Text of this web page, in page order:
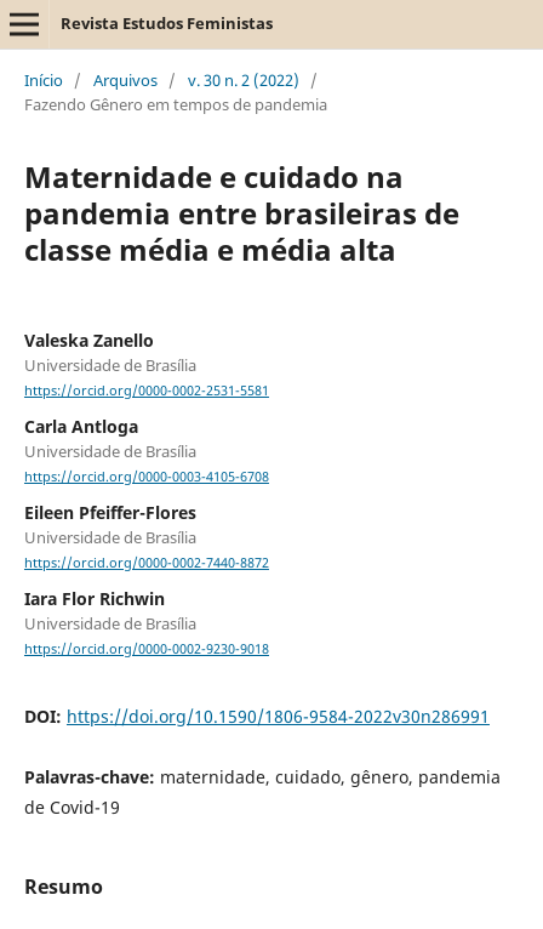
Revista Estudos Feministas
Início / Arquivos / v. 30 n. 2 (2022)
/
Fazendo Gênero em tempos de pandemia
Maternidade e cuidado na
pandemia entre brasileiras de
classe média e média alta
Valeska Zanello
Universidade de Brasília
https://orcid.org/0000-0002-2531-5581
Carla Antloga
Universidade de Brasília
https://orcid.org/0000-0003-4105-6708
Eileen Pfeiffer-Flores
Universidade de Brasília
https://orcid.org/0000-0002-7440-8872
Iara Flor Richwin
Universidade de Brasília
https://orcid.org/0000-0002-9230-9018
DOI: https://doi.org/10.1590/1806-9584-2022v30n286991
Palavras-chave: maternidade, cuidado, gênero, pandemia
de Covid-19
Resumo